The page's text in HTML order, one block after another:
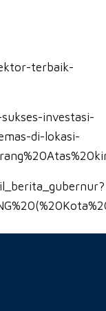
terbaik-
investasi-
di-lokasi-